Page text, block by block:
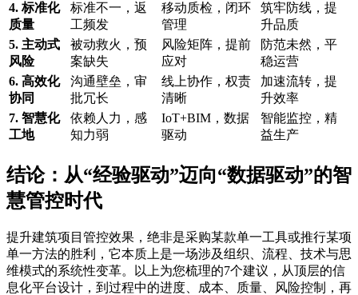
4. 标准化
质量
标准不一，返
工频发
移动质检，闭环
管理
筑牢防线，提
升品质
5. 主动式
风险
被动救火，预
案缺失
风险矩阵，提前
应对
防范未然，平
稳运营
6. 高效化
协同
沟通壁垒，审
批冗长
线上协作，权责
清晰
加速流转，提
升效率
7. 智慧化
工地
依赖人力，感
知力弱
IoT+BIM，数据
驱动
智能监控，精
益生产
结论：从“经验驱动”迈向“数据驱动”的智
慧管控时代
提升建筑项目管控效果，绝非是采购某款单一工具或推行某项
单一方法的胜利，它本质上是一场涉及组织、流程、技术与思
维模式的系统性变革。以上为您梳理的7个建议，从顶层的信
息化平台设计，到过程中的进度、成本、质量、风险控制，再